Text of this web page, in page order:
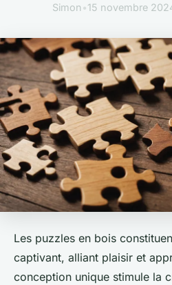
Simon •15 novembre
Les puzzles en bois
captivant, alliant plaisir et
conception unique stimule la